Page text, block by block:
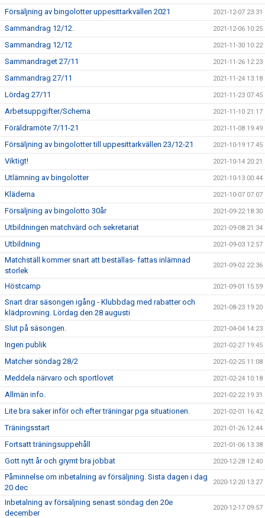
Försäljning av bingolotter uppesittarkvällen 2021 2021-12-07 23:31
Sammandrag 12/12. 2021-12-06 10:25
Sammandrag 12/12 2021-11-30 10:22
Sammandraget 27/11 2021-11-26 12:23
Sammandrag 27/11 2021-11-24 13:18
Lördag 27/11 2021-11-23 07:45
Arbetsuppgifter/Schema 2021-11-10 21:17
Föräldramöte 7/11-21 2021-11-08 19:49
Försäljning av bingolotter till uppesittarkvällen 23/12-21 2021-10-19 17:45
Viktigt! 2021-10-14 20:21
Utlämning av bingolotter 2021-10-13 00:44
Kläderna 2021-10-07 07:07
Försäljning av bingolotto 30år 2021-09-22 18:30
Utbildningen matchvärd och sekretariat 2021-09-08 21:34
Utbildning 2021-09-03 12:57
Matchställ kommer snart att beställas- fattas inlämnad
storlek
2021-09-02 22:36
Höstcamp 2021-09-01 15:59
Snart drar säsongen igång - Klubbdag med rabatter och
klädprovning. Lördag den 28 augusti
2021-08-23 19:20
Slut på säsongen. 2021-04-04 14:23
Ingen publik 2021-02-27 19:45
Matcher söndag 28/2 2021-02-25 11:08
Meddela närvaro och sportlovet 2021-02-24 10:18
Allmän info. 2021-02-22 19:31
Lite bra saker inför och efter träningar pga situationen. 2021-02-01 16:42
Träningsstart 2021-01-26 12:44
Fortsatt träningsuppehåll 2021-01-06 13:38
Gott nytt år och grymt bra jobbat 2020-12-28 12:40
Påminnelse om inbetalning av försäljning. Sista dagen i dag
20 dec
2020-12-20 13:27
Inbetalning av försäljning senast söndag den 20e
december
2020-12-17 09:57